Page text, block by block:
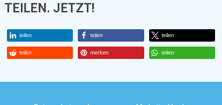
TEILEN. JETZT!
teilen teilen teilen
teilen merken teilen